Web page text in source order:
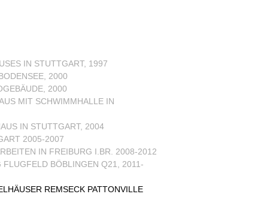
IN STUTTGART, 1997
2000
2000
MIT SCHWIMMHALLE IN
IN STUTTGART, 2004
2005-2007
IN FREIBURG I.BR. 2008-2012
BÖBLINGEN Q21, 2011-
REMSECK PATTONVILLE